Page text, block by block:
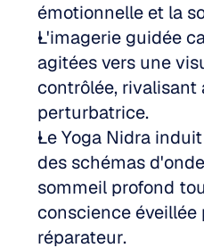
émotionnelle et la
L'imagerie guidée
agitées vers une
contrôlée,
perturbatrice.
Le Yoga Nidra
des schémas
sommeil profond
conscience éveillée
réparateur.